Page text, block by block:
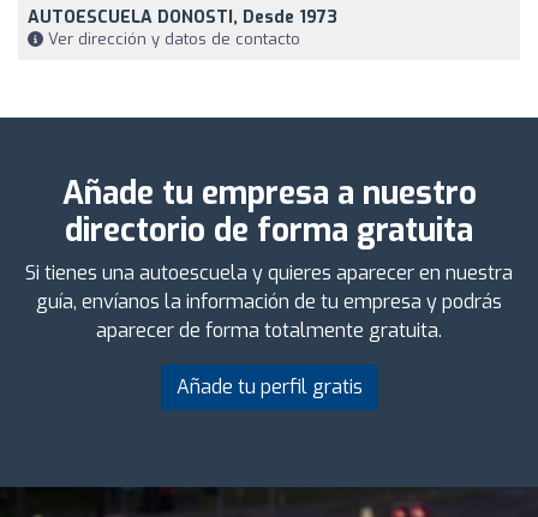
AUTOESCUELA DONOSTI, Desde 1973
Ver dirección y datos de contacto
Añade tu empresa a nuestro
directorio de forma gratuita
Si tienes una autoescuela y quieres aparecer en nuestra
guía, envíanos la información de tu empresa y podrás
aparecer de forma totalmente gratuita.
Añade tu perfil gratis